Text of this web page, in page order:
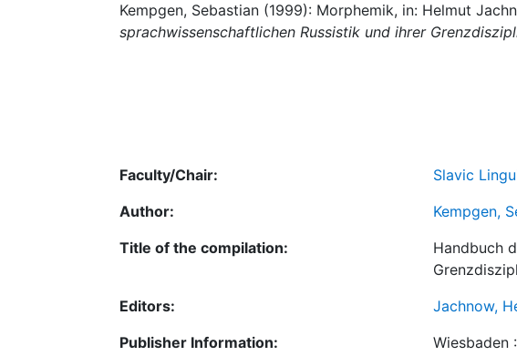
Kempgen, Sebastian (1999): Morphemik, in: Helmut
sprachwissenschaftlichen Russistik und ihrer
Faculty/Chair:
Slavic
Author:
Kempgen,
Title of the compilation:
Handbuch
Editors:
Jachnow,
Publisher Information:
Wiesbaden